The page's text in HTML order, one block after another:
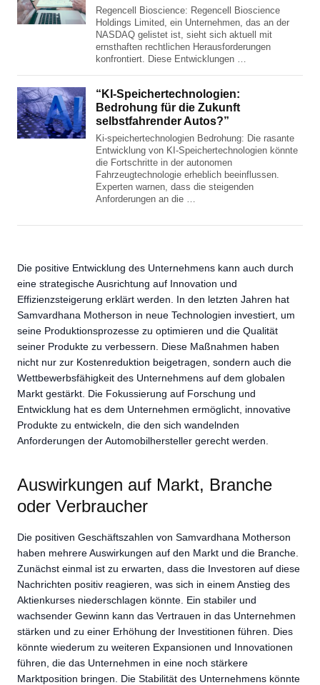
Regencell Bioscience: Regencell Bioscience
Holdings Limited, ein Unternehmen, das an der
NASDAQ gelistet ist, sieht sich aktuell mit
ernsthaften rechtlichen Herausforderungen
konfrontiert. Diese Entwicklungen …
“KI-Speichertechnologien:
Bedrohung für die Zukunft
selbstfahrender Autos?”
Ki-speichertechnologien Bedrohung: Die rasante
Entwicklung von KI-Speichertechnologien könnte
die Fortschritte in der autonomen
Fahrzeugtechnologie erheblich beeinflussen.
Experten warnen, dass die steigenden
Anforderungen an die …
Die positive Entwicklung des Unternehmens kann auch durch
eine strategische Ausrichtung auf Innovation und
Effizienzsteigerung erklärt werden. In den letzten Jahren hat
Samvardhana Motherson in neue Technologien investiert, um
seine Produktionsprozesse zu optimieren und die Qualität
seiner Produkte zu verbessern. Diese Maßnahmen haben
nicht nur zur Kostenreduktion beigetragen, sondern auch die
Wettbewerbsfähigkeit des Unternehmens auf dem globalen
Markt gestärkt. Die Fokussierung auf Forschung und
Entwicklung hat es dem Unternehmen ermöglicht, innovative
Produkte zu entwickeln, die den sich wandelnden
Anforderungen der Automobilhersteller gerecht werden.
Auswirkungen auf Markt, Branche
oder Verbraucher
Die positiven Geschäftszahlen von Samvardhana Motherson
haben mehrere Auswirkungen auf den Markt und die Branche.
Zunächst einmal ist zu erwarten, dass die Investoren auf diese
Nachrichten positiv reagieren, was sich in einem Anstieg des
Aktienkurses niederschlagen könnte. Ein stabiler und
wachsender Gewinn kann das Vertrauen in das Unternehmen
stärken und zu einer Erhöhung der Investitionen führen. Dies
könnte wiederum zu weiteren Expansionen und Innovationen
führen, die das Unternehmen in eine noch stärkere
Marktposition bringen. Die Stabilität des Unternehmens könnte